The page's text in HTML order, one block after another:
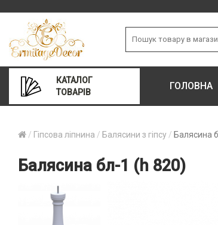
КАТАЛОГ
ТОВАРІВ
ГОЛОВНА
Гіпсова ліпнина Балясини з гіпсу Балясина
Балясина бл-1 (h 820)